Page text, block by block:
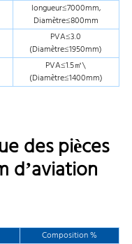
longueur≤7000mm,
Diamètre≤800mm
PVA≤3.0
(Diamètre≤1950mm)
PVA≤1.5㎡\
(Diamètre≤1400mm)
des pièces
d’aviation
Composition %